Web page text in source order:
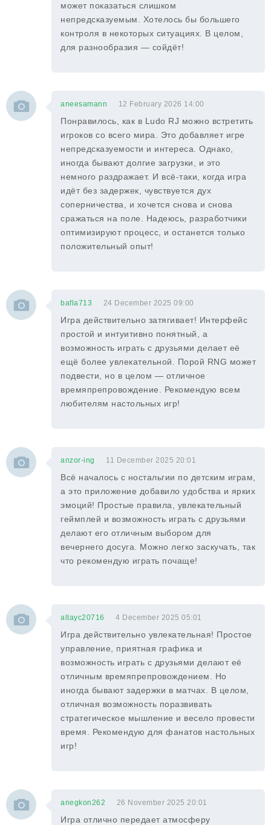
может показаться слишком
непредсказуемым. Хотелось бы большего
контроля в некоторых ситуациях. В целом,
для разнообразия — сойдёт!
aneesamann 12 February 2026 14:00
Понравилось, как в Ludo RJ можно встретить
игроков со всего мира. Это добавляет игре
непредсказуемости и интереса. Однако,
иногда бывают долгие загрузки, и это
немного раздражает. И всё-таки, когда игра
идёт без задержек, чувствуется дух
соперничества, и хочется снова и снова
сражаться на поле. Надеюсь, разработчики
оптимизируют процесс, и останется только
положительный опыт!
bafla713 24 December 2025 09:00
Игра действительно затягивает! Интерфейс
простой и интуитивно понятный, а
возможность играть с друзьями делает её
ещё более увлекательной. Порой RNG может
подвести, но в целом — отличное
времяпрепровождение. Рекомендую всем
любителям настольных игр!
anzor-ing 11 December 2025 20:01
Всё началось с ностальгии по детским играм,
а это приложение добавило удобства и ярких
эмоций! Простые правила, увлекательный
геймплей и возможность играть с друзьями
делают его отличным выбором для
вечернего досуга. Можно легко заскучать, так
что рекомендую играть почаще!
altayc20716 4 December 2025 05:01
Игра действительно увлекательная! Простое
управление, приятная графика и
возможность играть с друзьями делают её
отличным времяпрепровождением. Но
иногда бывают задержки в матчах. В целом,
отличная возможность поразвивать
стратегическое мышление и весело провести
время. Рекомендую для фанатов настольных
игр!
anegkon262 26 November 2025 20:01
Игра отлично передает атмосферу